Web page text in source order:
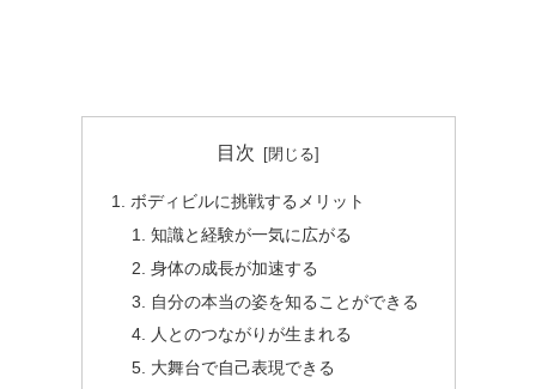
目次
ボディビルに挑戦するメリット
知識と経験が一気に広がる
身体の成長が加速する
自分の本当の姿を知ることができる
人とのつながりが生まれる
大舞台で自己表現できる